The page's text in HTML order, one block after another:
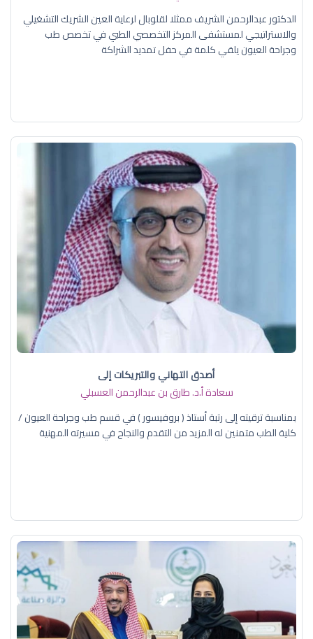
الدكتور عبدالرحمن الشريف ممثلا لقلوبال لرعاية العين الشريك التشغيلي
والاستراتيجي لمستشفى المركز التخصصي الطبي في تخصص طب
وجراحة العيون يلقي كلمة في حفل تمديد الشراكة
أصدق التهاني والتبريكات إلى
سعادة أ.د. ​طارق بن عبدالرحمن العسبلي
بمناسبة ترقيته إلى رتبة أستاذ ( بروفيسور ) في قسم طب وجراحة العيون /
كلية الطب متمنين له المزيد من التقدم والنجاح في مسيرته المهنية